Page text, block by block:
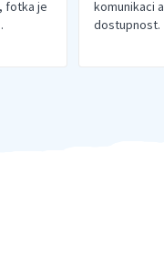
fotka je
komunikaci a
dostupnost.